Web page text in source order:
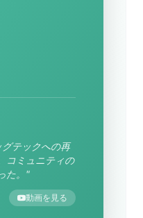
テックへの再
コミュニティの
た。"
動画を見る